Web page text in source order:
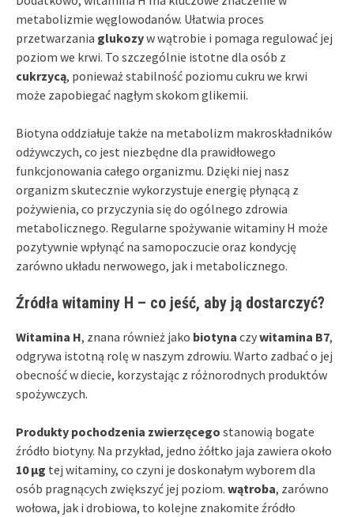
metabolizmie węglowodanów. Ułatwia proces
przetwarzania glukozyw wątrobie i pomaga regulować jej
poziom we krwi. To szczególnie istotne dla osób z
cukrzycą, ponieważ stabilność poziomu cukru we krwi
może zapobiegać nagłym skokom glikemii.
Biotyna oddziałuje także na metabolizm makroskładników
odżywczych, co jest niezbędne dla prawidłowego
funkcjonowania całego organizmu. Dzięki niej nasz
organizm skutecznie wykorzystuje energię płynącą z
pożywienia, co przyczynia się do ogólnego zdrowia
metabolicznego. Regularne spożywanie witaminy H może
pozytywnie wpłynąć na samopoczucie oraz kondycję
zarówno układu nerwowego, jak i metabolicznego.
Źródła witaminy H – co jeść, aby ją dostarczyć?
Witamina H, znana również jako biotyna czywitamina B7,
odgrywa istotną rolę w naszym zdrowiu. Warto zadbać o jej
obecność w diecie, korzystając z różnorodnych produktów
spożywczych.
Produkty pochodzenia zwierzęcego stanowią bogate
źródło biotyny. Na przykład, jedno żółtko jaja zawiera około
10 µg tej witaminy, co czyni je doskonałym wyborem dla
osób pragnących zwiększyć jej poziom. wątroba, zarówno
wołowa, jak i drobiowa, to kolejne znakomite źródło